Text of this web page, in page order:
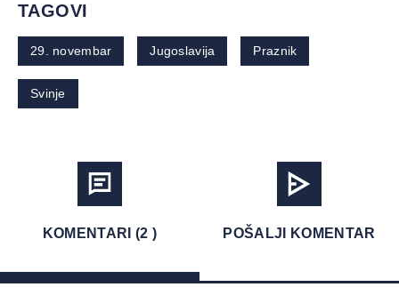
TAGOVI
29. novembar Jugoslavija Praznik
Svinje
KOMENTARI (2 ) POŠALJI KOMENTAR